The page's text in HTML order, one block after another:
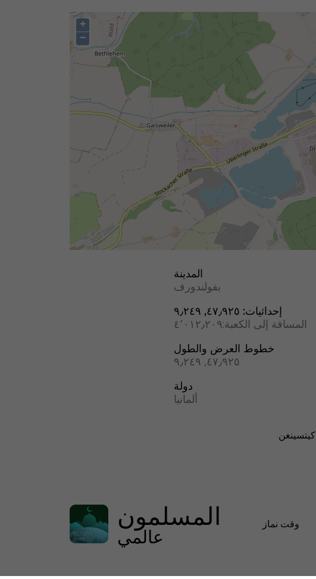
+
−
المدينة
بفولندورف
إحداثيات: ٤٧٫٩٢٥, ٩٫٢٤٩
المسافة إلى الكعبة:٤٬٠١٢٫٢٠٩
خطوط العرض والطول
٤٧٫٩٢٥, ٩٫٢٤٩
دولة
ألمانيا
كيتسينغن
المسلمون
عالمي وقت نماز